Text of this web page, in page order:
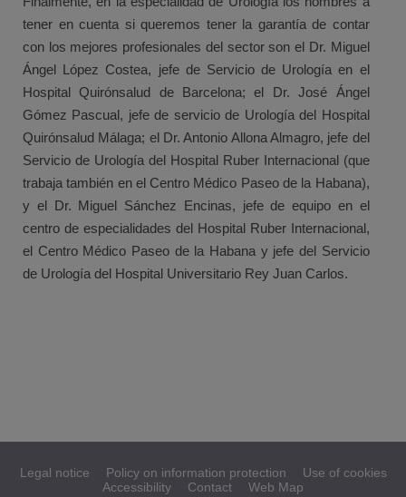
tener en cuenta si queremos tener la garantía de contar
con los mejores profesionales del sector son el Dr. Miguel
Ángel López Costea, jefe de Servicio de Urología en el
Hospital Quirónsalud de Barcelona; el Dr. José Ángel
Gómez Pascual, jefe de servicio de Urología del Hospital
Quirónsalud Málaga; el Dr. Antonio Allona Almagro, jefe del
Servicio de Urología del Hospital Ruber Internacional (que
trabaja también en el Centro Médico Paseo de la Habana),
y el Dr. Miguel Sánchez Encinas, jefe de equipo en el
centro de especialidades del Hospital Ruber Internacional,
el Centro Médico Paseo de la Habana y jefe del Servicio
de Urología del Hospital Universitario Rey Juan Carlos.
Legal notice Policy on information protection
Use of cookies
Accessibility
Contact
Web Map